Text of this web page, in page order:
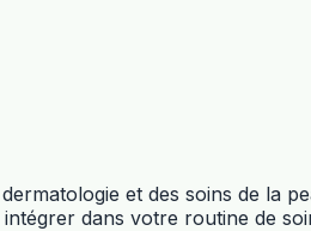
et des soins de la
dans votre routine de